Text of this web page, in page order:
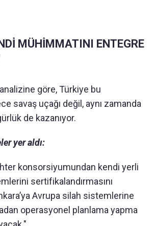
MÜHİMMATINI ENTEGRE
göre, Türkiye bu
savaş uçağı değil, aynı zamanda
de kazanıyor.
yer aldı:
konsorsiyumundan kendi yerli
sertifikalandırmasını
Avrupa silah sistemlerine
operasyonel planlama yapma